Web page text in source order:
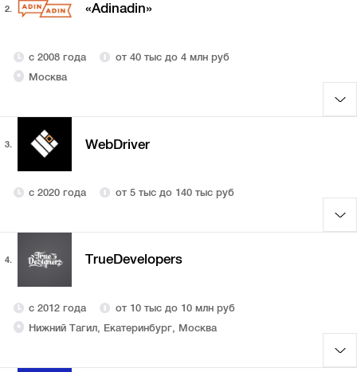
2. «Adinadin»
с 2008 года
от 40 тыс до 4 млн руб
Москва
3. WebDriver
с 2020 года от 5 тыс до 140 тыс руб
4. TrueDevelopers
с 2012 года
от 10 тыс до 10 млн руб
Нижний Тагил, Екатеринбург, Москва